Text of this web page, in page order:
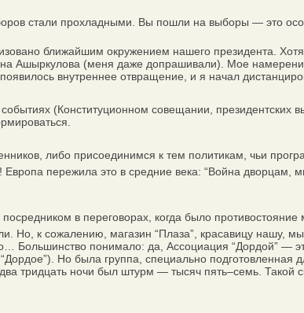
стали прохладными. Вы пошли на выборы — это
ближайшим окружением нашего президента. Хотя
Ашыркулова (меня даже допрашивали). Мое
внутреннее отвращение, и я начал
(Конституционном совещании, президентских
либо присоединимся к тем политикам, чьи
пережила это в средние века: “Война дворцам,
в переговорах, когда было
к сожалению, магазин “Плаза”, красавицу нашу,
Большинство понимало: да, Ассоциация “Дордой” —
Но была группа, специально подготовленная
тридцать ночи был штурм — тысяч пять–семь. Такой